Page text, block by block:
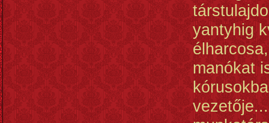
yantyhig
manókat